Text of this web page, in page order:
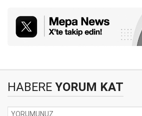
HABERE YORUM KAT